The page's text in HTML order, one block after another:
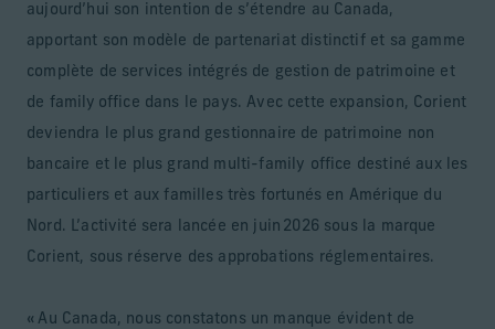
aujourd’hui son intention de s’étendre au Canada,
apportant son modèle de partenariat distinctif et sa gamme
complète de services intégrés de gestion de patrimoine et
de family office dans le pays. Avec cette expansion, Corient
deviendra le plus grand gestionnaire de patrimoine non
bancaire et le plus grand multi-family office destiné aux les
particuliers et aux familles très fortunés en Amérique du
Nord. L’activité sera lancée en juin 2026 sous la marque
Corient, sous réserve des approbations réglementaires.
« Au Canada, nous constatons un manque évident de